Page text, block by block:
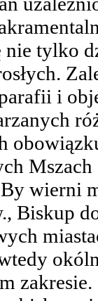
nie tylko
i
Mszach
wierni
Biskup
zakresie.